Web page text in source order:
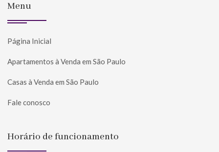
Menu
Página Inicial
Apartamentos à Venda em São Paulo
Casas à Venda em São Paulo
Fale conosco
Horário de funcionamento